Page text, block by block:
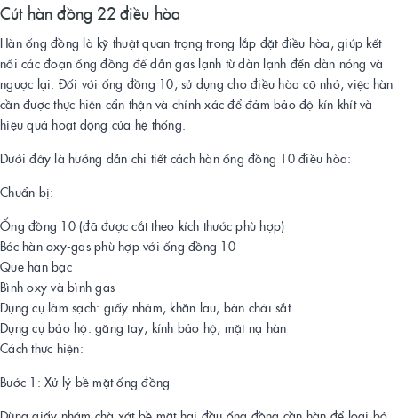
Cút hàn đồng 22 điều hòa
Hàn ống đồng là kỹ thuật quan trọng trong lắp đặt điều hòa, giúp kết
nối các đoạn ống đồng để dẫn gas lạnh từ dàn lạnh đến dàn nóng và
ngược lại. Đối với ống đồng 10, sử dụng cho điều hòa cỡ nhỏ, việc hàn
cần được thực hiện cẩn thận và chính xác để đảm bảo độ kín khít và
hiệu quả hoạt động của hệ thống.
Dưới đây là hướng dẫn chi tiết cách hàn ống đồng 10 điều hòa:
Chuẩn bị:
Ống đồng 10 (đã được cắt theo kích thước phù hợp)
Béc hàn oxy-gas phù hợp với ống đồng 10
Que hàn bạc
Bình oxy và bình gas
Dụng cụ làm sạch: giấy nhám, khăn lau, bàn chải sắt
Dụng cụ bảo hộ: găng tay, kính bảo hộ, mặt nạ hàn
Cách thực hiện:
Bước 1: Xử lý bề mặt ống đồng